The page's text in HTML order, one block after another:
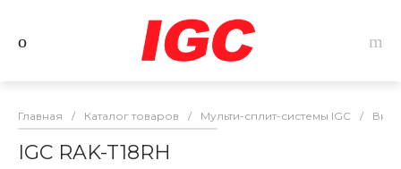
Главная / Каталог товаров / Мульти-сплит-системы IGC /
IGC RAK-T18RH